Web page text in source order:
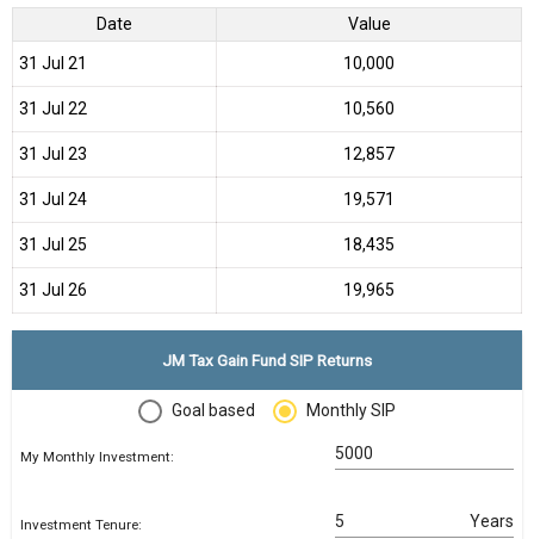
Date Value
31 Jul 21 ₹10,000
31 Jul 22 ₹10,560
31 Jul 23 ₹12,857
31 Jul 24 ₹19,571
31 Jul 25 ₹18,435
31 Jul 26 ₹19,965
JM Tax Gain Fund SIP Returns
Goal based Monthly SIP
My Monthly Investment:
Investment Tenure: Years